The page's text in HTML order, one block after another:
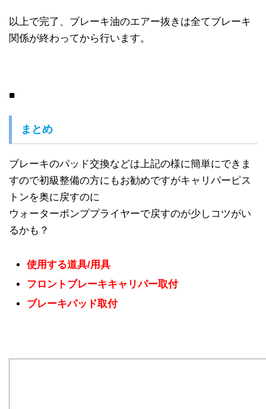
以上で完了、ブレーキ油のエアー抜きは全てブレーキ
関係が終わってから行います。
■
まとめ
ブレーキのパッド交換などは上記の様に簡単にできま
すので初級整備の方にもお勧めですがキャリパーピス
トンを奥に戻すのに
ウォーターポンププライヤーで戻すのが少しコツがい
るかも？
使用する道具/用具
フロントブレーキキャリパー取付
ブレーキパッド取付